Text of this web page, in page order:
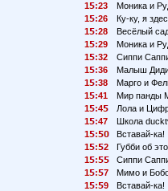
1
:23
Моника и
1
:26
Ку-ку, я
1
:28
Весёлый
1
:29
Моника и
1
:32
Сиппи
1
:36
Малыш
1
:38
Марго и
1
:41
Мир панды
1
:4
Лола и
1
:47
Школа
1
:
Вставай-ка!
1
: 2
Губби об
1
:
Сиппи
1
: 7
Мимо и
1
: 9
Вставай-ка!